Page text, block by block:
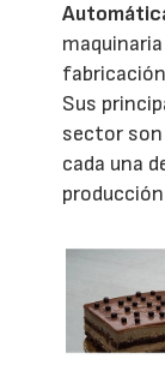
Sus
sector son
cada una